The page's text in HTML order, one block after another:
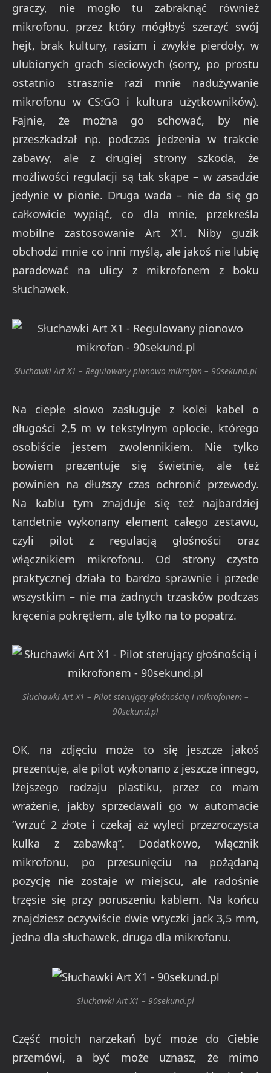
graczy, nie mogło tu zabraknąć również
mikrofonu, przez który mógłbyś szerzyć swój
hejt, brak kultury, rasizm i zwykłe pierdoły, w
ulubionych grach sieciowych (sorry, po prostu
ostatnio strasznie razi mnie nadużywanie
mikrofonu w CS:GO i kultura użytkowników).
Fajnie, że można go schować, by nie
przeszkadzał np. podczas jedzenia w trakcie
zabawy, ale z drugiej strony szkoda, że
możliwości regulacji są tak skąpe – w zasadzie
jedynie w pionie. Druga wada – nie da się go
całkowicie wypiąć, co dla mnie, przekreśla
mobilne zastosowanie Art X1. Niby guzik
obchodzi mnie co inni myślą, ale jakoś nie lubię
paradować na ulicy z mikrofonem z boku
słuchawek.
Słuchawki Art X1 – Regulowany pionowo mikrofon – 90sekund.pl
Na ciepłe słowo zasługuje z kolei kabel o
długości 2,5 m w tekstylnym oplocie, którego
osobiście jestem zwolennikiem. Nie tylko
bowiem prezentuje się świetnie, ale też
powinien na dłuższy czas ochronić przewody.
Na kablu tym znajduje się też najbardziej
tandetnie wykonany element całego zestawu,
czyli pilot z regulacją głośności oraz
włącznikiem mikrofonu. Od strony czysto
praktycznej działa to bardzo sprawnie i przede
wszystkim – nie ma żadnych trzasków podczas
kręcenia pokrętłem, ale tylko na to popatrz.
Słuchawki Art X1 – Pilot sterujący głośnością i mikrofonem –
90sekund.pl
OK, na zdjęciu może to się jeszcze jakoś
prezentuje, ale pilot wykonano z jeszcze innego,
lżejszego rodzaju plastiku, przez co mam
wrażenie, jakby sprzedawali go w automacie
“wrzuć 2 złote i czekaj aż wyleci przezroczysta
kulka z zabawką”. Dodatkowo, włącznik
mikrofonu, po przesunięciu na pożądaną
pozycję nie zostaje w miejscu, ale radośnie
trzęsie się przy poruszeniu kablem. Na końcu
znajdziesz oczywiście dwie wtyczki jack 3,5 mm,
jedna dla słuchawek, druga dla mikrofonu.
Słuchawki Art X1 – 90sekund.pl
Część moich narzekań być może do Ciebie
przemówi, a być może uznasz, że mimo